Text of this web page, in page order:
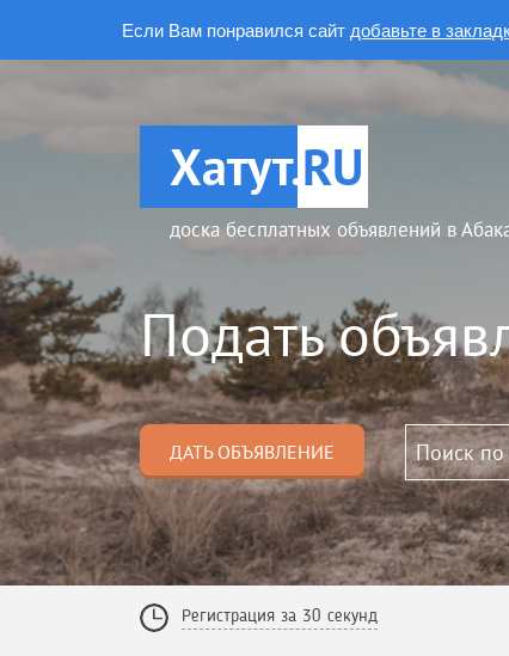
Если Вам понравился сайт добавьте в
Хатут.RU
доска бесплатных объявлений в
Подать
ДАТЬ ОБЪЯВЛЕНИЕ
Регистрация за 30 секунд